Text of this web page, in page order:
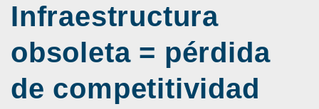
Infraestructura
obsoleta = pérdida
de competitividad